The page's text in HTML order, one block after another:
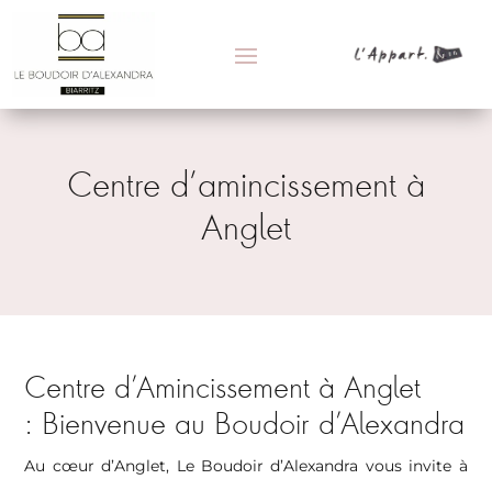
Centre d’amincissement à
Anglet
Centre d’Amincissement à Anglet
: Bienvenue au Boudoir d’Alexandra
Au cœur d’Anglet, Le Boudoir d’Alexandra vous invite à